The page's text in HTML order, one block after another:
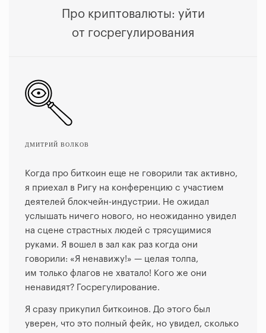
Про криптовалюты: уйти
от госрегулирования
ДМИТРИЙ ВОЛКОВ
Когда про биткоин еще не говорили так активно,
я приехал в Ригу на конференцию с участием
деятелей блокчейн-индустрии. Не ожидал
услышать ничего нового, но неожиданно увидел
на сцене страстных людей с трясущимися
руками. Я вошел в зал как раз когда они
говорили: «Я ненавижу!» — целая толпа,
им только флагов не хватало! Кого же они
ненавидят? Госрегулирование.
Я сразу прикупил биткоинов. До этого был
уверен, что это полный фейк, но увидел, сколько